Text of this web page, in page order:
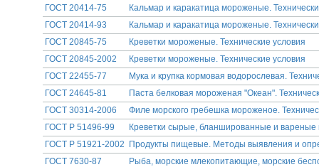
ГОСТ 20414-75
Кальмар и каракатица мороженые.
ГОСТ 20414-93
Кальмар и каракатица мороженые.
ГОСТ 20845-75
Креветки мороженые. Технические условия
ГОСТ 20845-2002
Креветки мороженые. Технические условия
ГОСТ 22455-77
Мука и крупка кормовая водорослевая.
ГОСТ 24645-81
Паста белковая мороженая "Океан".
ГОСТ 30314-2006
Филе морского гребешка мороженое.
ГОСТ Р 51496-99
Креветки сырые, бланшированные и вареные
ГОСТ Р 51921-2002
Продукты пищевые. Методы выявления и
ГОСТ 7630-87
Рыба, морские млекопитающие, морские